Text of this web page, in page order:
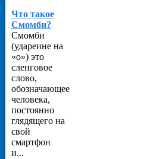
Что такое
Смомби?
Смомби
(удареине на
«о») это
сленговое
слово,
обозначающее
человека,
постоянно
глядящего на
свой
смартфон
и...